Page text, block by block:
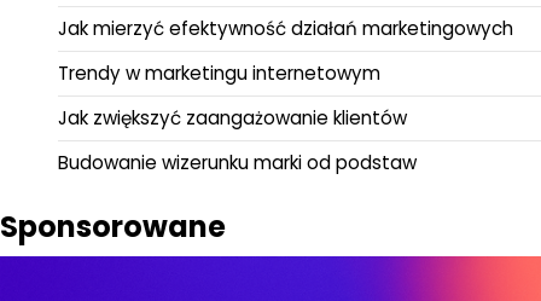
Jak mierzyć efektywność działań marketingowych
Trendy w marketingu internetowym
Jak zwiększyć zaangażowanie klientów
Budowanie wizerunku marki od podstaw
Sponsorowane